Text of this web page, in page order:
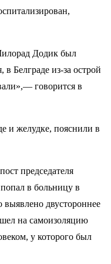
Додик был
в Белграде из-за острой
говорится в
и желудке, пояснили в
председателя
в больницу в
выявлено двустороннее
на самоизоляцию
у которого был